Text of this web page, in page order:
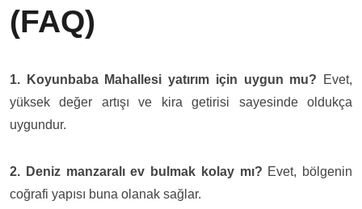
(FAQ)
1. Koyunbaba Mahallesi yatırım için uygun mu? Evet,
yüksek değer artışı ve kira getirisi sayesinde oldukça
uygundur.
2. Deniz manzaralı ev bulmak kolay mı? Evet, bölgenin
coğrafi yapısı buna olanak sağlar.